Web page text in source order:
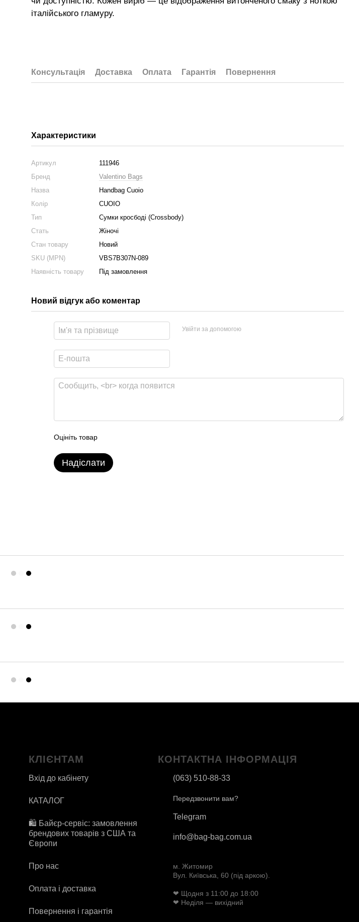
італійського гламуру.
Консультація Доставка Оплата Гарантія Повернення
Характеристики
Артикул
111946
Бренд
Valentino Bags
Назва
Handbag Cuoio
Колір
CUOIO
Тип
Сумки кросбоді (Crossbody)
Стать
Жіночі
Стан товару
Новий
SKU (MPN)
VBS7B307N-089
Наявність товару
Під замовлення
Новий відгук або коментар
Увійти за допомогою
Оцініть товар
Надіслати
КЛІЄНТАМ
Вхід до кабінету
КАТАЛОГ
🛍️ Байєр-сервіс: замовлення
брендових товарів з США та
Європи
Про нас
Оплата і доставка
Повернення і гарантія
КОНТАКТНА ІНФОРМАЦІЯ
(063) 510-88-33
Передзвонити вам?
Telegram
info@bag-bag.com.ua
м. Житомир
Вул. Київська, 60 (під аркою).
❤ Щодня з 11:00 до 18:00
❤ Неділя — вихідний